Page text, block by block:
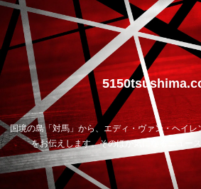
国境の島「対馬」から、エディ・ヴァン・ヘイ
をお伝えします。そのほか気になるニュー